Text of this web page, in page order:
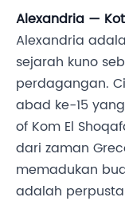
Alexandria —
Alexandria
sejarah kuno
perdagangan.
abad ke-15
of Kom El
dari zaman
memadukan
adalah